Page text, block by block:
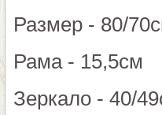
Размер - 80/
Рама - 15,5см
Зеркало - 40/